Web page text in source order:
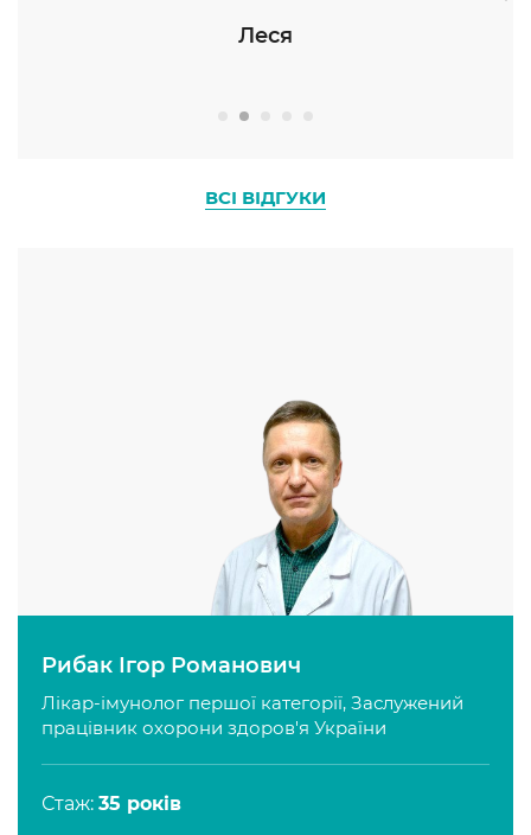
прекрасний день опускається повіка,
все, пройшло і нічого не бачимо, можливо
до Макара Васильовича, чесно за пів години
нам попередньо поставили діагноз (ми 4
місяці бігали по різних спеціалістах) а саме
Мітохондріальна дисфункція, потрібно ще
було доздавати аналізи. І відразу назначили
лікування. Моєму подиву не було меж після
першого прийому ліків призначених в
дитини відразу стабілізувався стан очей, на
дитина ожила. Відповідно ми ще лікуємось
але дуже дякуємо за компетентність,
уважність і правильний підхід.
Леся
ВСІ ВІДГУКИ
Рибак Ігор Романович
Лікар-імунолог першої категорії, Заслужений
працівник охорони здоров'я України
Стаж: 35 років